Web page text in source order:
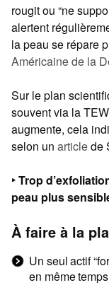
rougit ou “ne
alertent
la peau se répare
Américaine de la
Sur le plan
souvent via la
augmente, cela
selon un articlede
‣ Trop
peau plus
À faire à la
Un seul actif
en même